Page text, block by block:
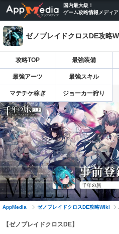
国内最大級！
ゲーム攻略情報メディア
ゼノブレイドクロスDE攻略
攻略TOP 最強装備
最強アーツ 最強スキル
マテチケ稼ぎ ジョーカー狩り
AppMedia ゼノブレイドクロスDE攻略Wiki
【ゼノブレイドクロスDE】